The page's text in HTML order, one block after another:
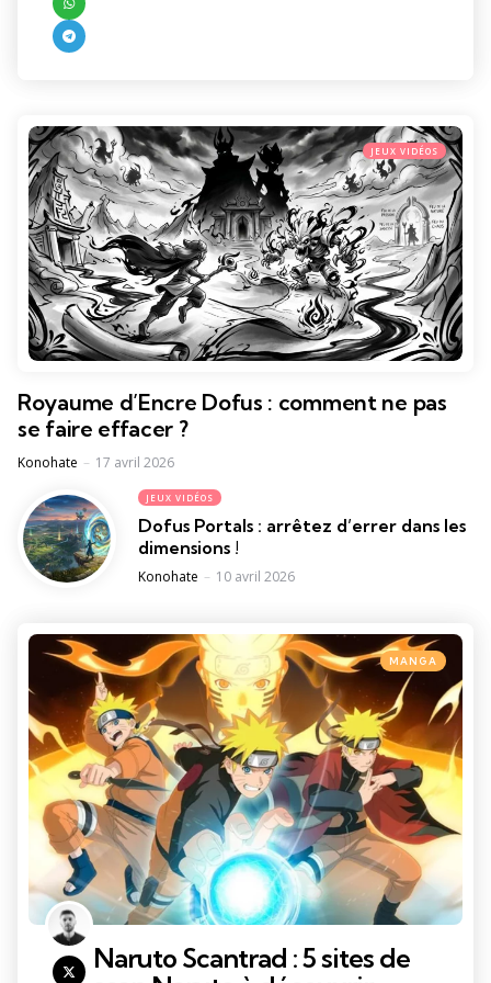
JEUX VIDÉOS
Royaume d’Encre Dofus : comment ne pas
se faire effacer ?
Posted
Konohate 17 avril 2026
JEUX VIDÉOS
Dofus Portals : arrêtez d’errer dans les
dimensions !
Posted
Konohate 10 avril 2026
Categories
Posted
in
MANGA
Naruto Scantrad : 5 sites de